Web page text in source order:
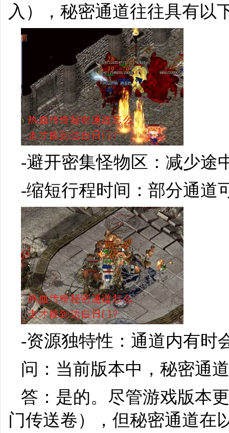
入），秘密通道往往具有以
-避开密集怪物区：减少途
-缩短行程时间：部分通道
-资源独特性：通道内有时
问：当前版本中，秘密通
答：是的。尽管游戏版本
门传送卷），但秘密通道在